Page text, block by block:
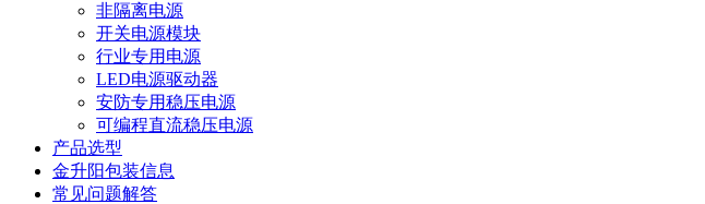
非隔离电源
开关电源模块
行业专用电源
LED电源驱动器
安防专用稳压电源
可编程直流稳压电源
产品选型
金升阳包装信息
常见问题解答